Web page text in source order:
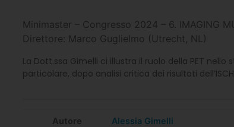
Minimaster – Congresso 2024 – 6. IMAGING
Direttore: Marco Guglielmo (Utrecht, NL)
La Dott.ssa Gimelli ci illustra il ruolo della PET
particolare, dopo analisi critica dei risultati
Autore Alessia Gimelli